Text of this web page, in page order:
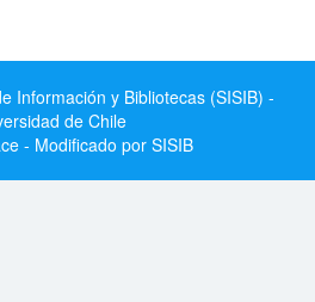
Información y Bibliotecas (SISIB) -
de Chile
- Modificado por SISIB